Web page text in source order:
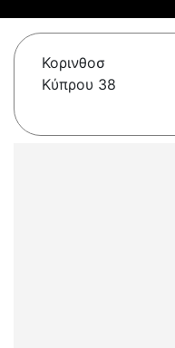
Κορινθοσ
Κύπρου 38